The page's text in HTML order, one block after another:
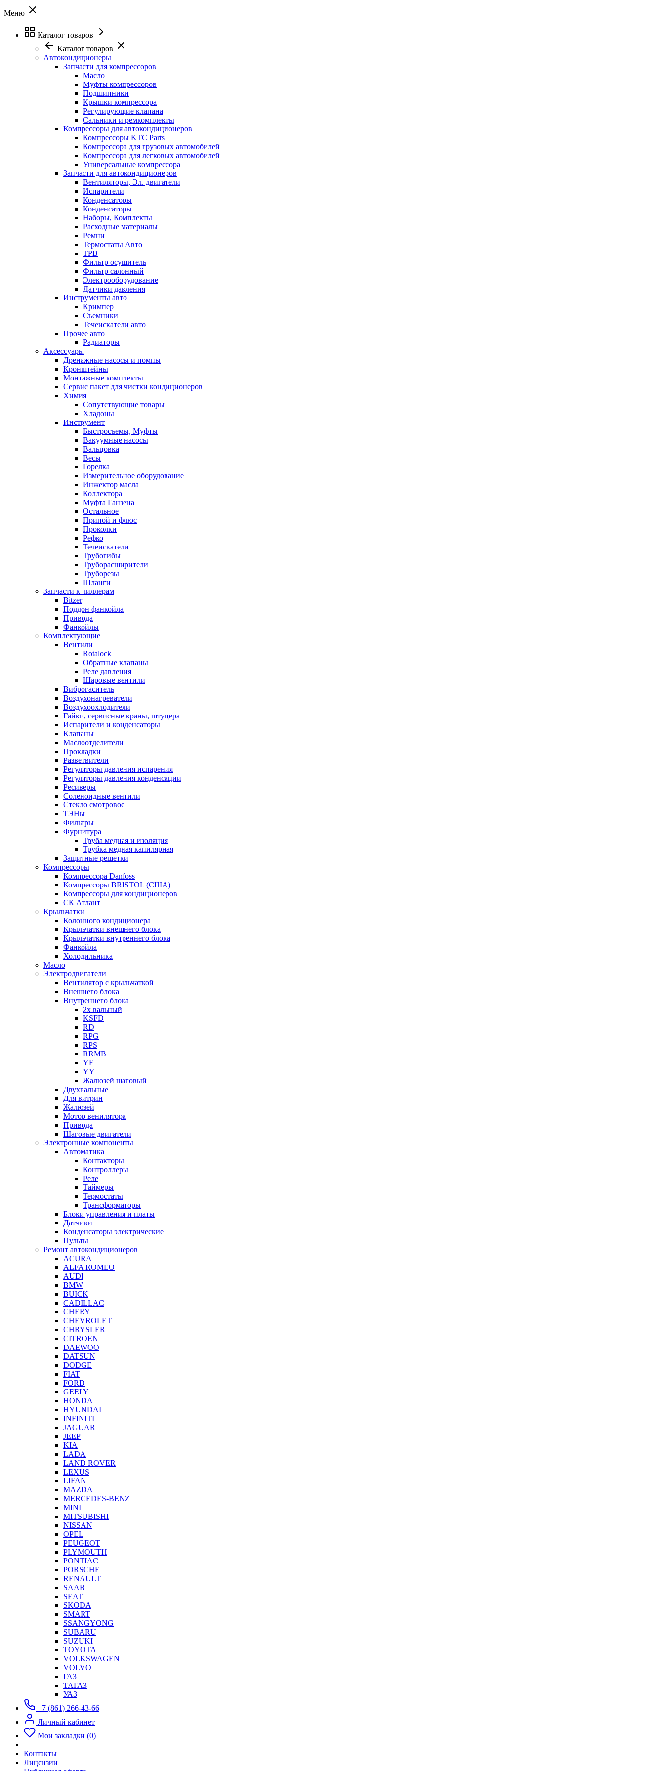
Меню
Каталог товаров
Каталог товаров
Автокондиционеры
Запчасти для компрессоров
Масло
Муфты компрессоров
Подшипники
Крышки компрессора
Регулирующие клапана
Сальники и ремкомплекты
Компрессоры для автокондиционеров
Компрессоры KTC Parts
Компрессора для грузовых автомобилей
Компрессора для легковых автомобилей
Универсальные компрессора
Запчасти для автокондиционеров
Вентиляторы, Эл. двигатели
Испарители
Конденсаторы
Конденсаторы
Наборы, Комплекты
Расходные материалы
Ремни
Термостаты Авто
ТРВ
Фильтр осушитель
Фильтр салонный
Электрооборудование
Датчики давления
Инструменты авто
Кримпер
Съемники
Течеискатели авто
Прочее авто
Радиаторы
Аксессуары
Дренажные насосы и помпы
Кронштейны
Монтажные комплекты
Сервис пакет для чистки кондиционеров
Химия
Сопутствующие товары
Хладоны
Инструмент
Быстросъемы, Муфты
Вакуумные насосы
Вальцовка
Весы
Горелка
Измерительное оборудование
Инжектор масла
Коллектора
Муфта Ганзена
Остальное
Припой и флюс
Проколки
Рефко
Течеискатели
Трубогибы
Труборасширители
Труборезы
Шланги
Запчасти к чиллерам
Bitzer
Поддон фанкойла
Привода
Фанкойлы
Комплектующие
Вентили
Rotalock
Обратные клапаны
Реле давления
Шаровые вентили
Виброгаситель
Воздухонагреватели
Воздухоохлодители
Гайки, сервисные краны, штуцера
Испарители и конденсаторы
Клапаны
Маслоотделители
Прокладки
Разветвители
Регуляторы давления испарения
Регуляторы давления конденсации
Ресиверы
Соленоидные вентили
Стекло смотровое
ТЭНы
Фильтры
Фурнитура
Труба медная и изоляция
Трубка медная капилярная
Защитные решетки
Компрессоры
Компрессора Danfoss
Компрессоры BRISTOL (США)
Компрессоры для кондиционеров
СК Атлант
Крыльчатки
Колонного кондиционера
Крыльчатки внешнего блока
Крыльчатки внутреннего блока
Фанкойла
Холодильника
Масло
Электродвигатели
Вентилятор с крыльчаткой
Внешнего блока
Внутреннего блока
2х вальный
KSFD
RD
RPG
RPS
RRMB
YF
YY
Жалюзей шаговый
Двухвальные
Для витрин
Жалюзей
Мотор венилятора
Привода
Шаговые двигатели
Электронные компоненты
Автоматика
Контакторы
Контроллеры
Реле
Таймеры
Термостаты
Трансформаторы
Блоки управления и платы
Датчики
Конденсаторы электрические
Пульты
Ремонт автокондиционеров
ACURA
ALFA ROMEO
AUDI
BMW
BUICK
CADILLAC
CHERY
CHEVROLET
CHRYSLER
CITROEN
DAEWOO
DATSUN
DODGE
FIAT
FORD
GEELY
HONDA
HYUNDAI
INFINITI
JAGUAR
JEEP
KIA
LADA
LAND ROVER
LEXUS
LIFAN
MAZDA
MERCEDES-BENZ
MINI
MITSUBISHI
NISSAN
OPEL
PEUGEOT
PLYMOUTH
PONTIAC
PORSCHE
RENAULT
SAAB
SEAT
SKODA
SMART
SSANGYONG
SUBARU
SUZUKI
TOYOTA
VOLKSWAGEN
VOLVO
ГАЗ
ТАГАЗ
УАЗ
+7 (861) 266-43-66
Личный кабинет
Мои закладки (0)
Контакты
Лицензии